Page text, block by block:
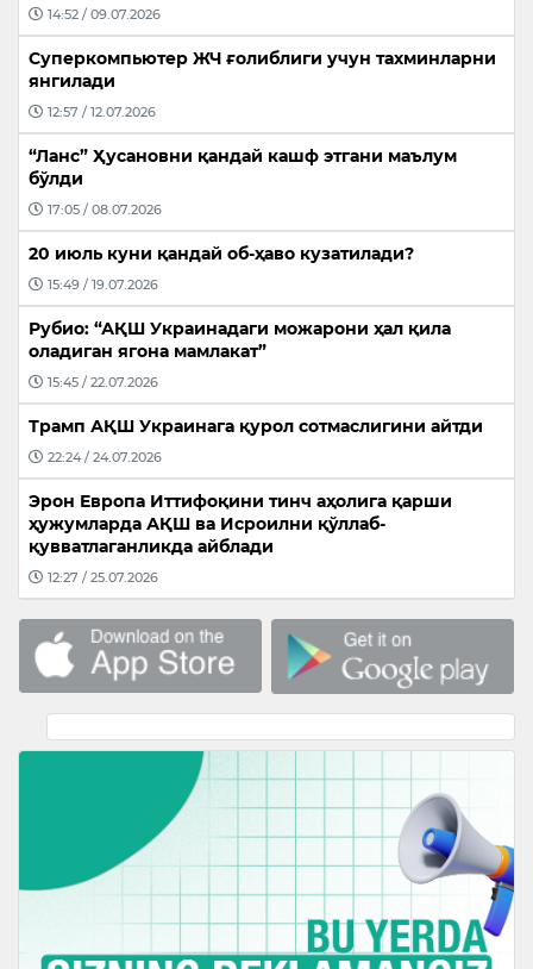
14:52 / 09.07.2026
Суперкомпьютер ЖЧ ғолиблиги учун тахминларни
янгилади
12:57 / 12.07.2026
“Ланс” Ҳусановни қандай кашф этгани маълум
бўлди
17:05 / 08.07.2026
20 июль куни қандай об-ҳаво кузатилади?
15:49 / 19.07.2026
Рубио: “АҚШ Украинадаги можарони ҳал қила
оладиган ягона мамлакат”
15:45 / 22.07.2026
Трамп АҚШ Украинага қурол сотмаслигини айтди
22:24 / 24.07.2026
Эрон Европа Иттифоқини тинч аҳолига қарши
ҳужумларда АҚШ ва Исроилни қўллаб-
қувватлаганликда айблади
12:27 / 25.07.2026